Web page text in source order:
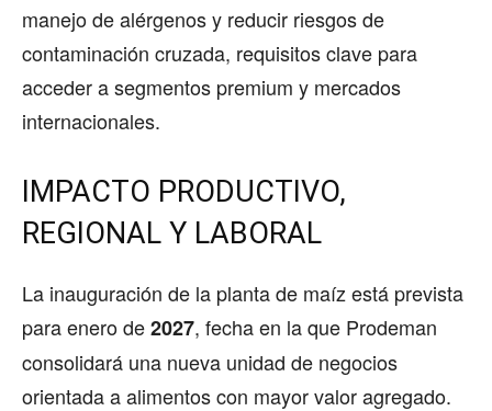
manejo de alérgenos y reducir riesgos de
contaminación cruzada, requisitos clave para
acceder a segmentos premium y mercados
internacionales.
IMPACTO PRODUCTIVO,
REGIONAL Y LABORAL
La inauguración de la planta de maíz está prevista
para enero de2027, fecha en la que Prodeman
consolidará una nueva unidad de negocios
orientada a alimentos con mayor valor agregado.